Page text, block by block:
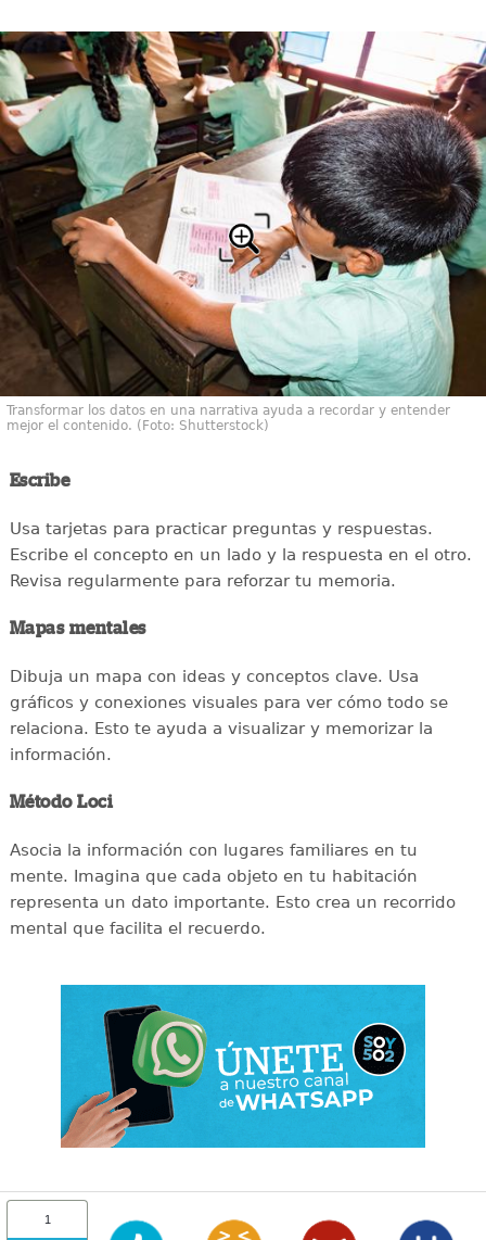
Transformar los datos en una narrativa ayuda a recordar y entender
mejor el contenido. (Foto: Shutterstock)
Escribe
Usa tarjetas para practicar preguntas y respuestas.
Escribe el concepto en un lado y la respuesta en el otro.
Revisa regularmente para reforzar tu memoria.
Mapas mentales
Dibuja un mapa con ideas y conceptos clave. Usa
gráficos y conexiones visuales para ver cómo todo se
relaciona. Esto te ayuda a visualizar y memorizar la
información.
Método Loci
Asocia la información con lugares familiares en tu
mente. Imagina que cada objeto en tu habitación
representa un dato importante. Esto crea un recorrido
mental que facilita el recuerdo.
1